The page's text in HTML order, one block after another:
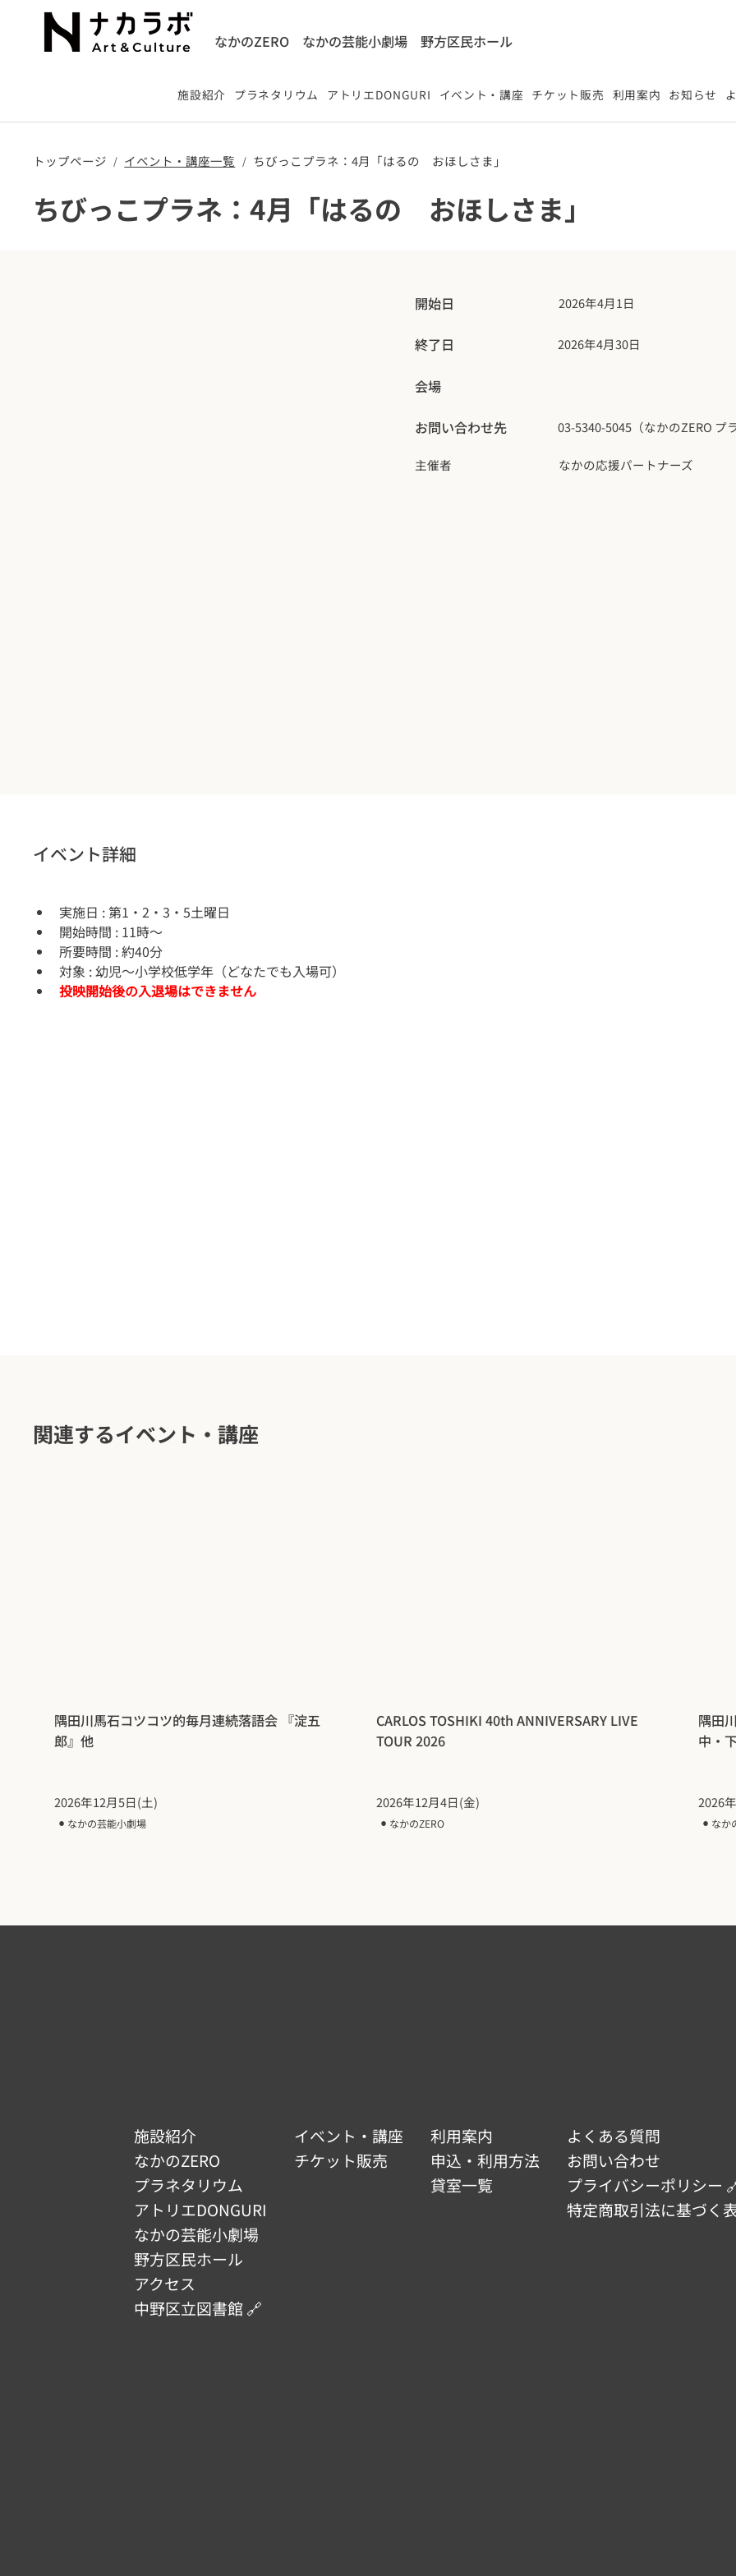
なかのZERO なかの芸能小劇場 ​野方区民ホール
施設紹介 プラネタリウム アトリエDONGURI イベント・講座 チケット販売 利用案内 お知らせ
トップページ / ​イベント・講座一覧 / ちびっこプラネ：4月「はるの おほしさま」
ちびっこプラネ：4月「はるの おほしさま」
開始日 2026年4月1日
終了日 2026年4月30日
会場
お問い合わせ先 03-5340-5045（なかのZERO プ
主催者 なかの応援パートナーズ
イベント詳細
実施日 : 第1・2・3・5土曜日
開始時間 : 11時～
所要時間 : 約40分
対象 : 幼児〜小学校低学年（どなたでも入場可）
投映開始後の入退場はできません
隅田川馬石コツコツ的毎月連続落語会 『淀五
郎』他
2026年12月5日(土)
なかの芸能小劇場
⚫︎
CARLOS TOSHIKI 40th ANNIVERSARY LIVE
TOUR 2026
2026年12月4日(金)
なかのZERO
⚫︎
隅田
中・
2026
なか
⚫︎
関連するイベント・講座
施設紹介
なかのZERO
プラネタリウム
アトリエDONGURI
なかの芸能小劇場
野方区民ホール
アクセス
中野区立図書館 🔗
イベント・講座
チケット販売
利用案内
申込・利用方法
貸室一覧
よくある質問
お問い合わせ
プライバシーポリシー
特定商取引法に基づく